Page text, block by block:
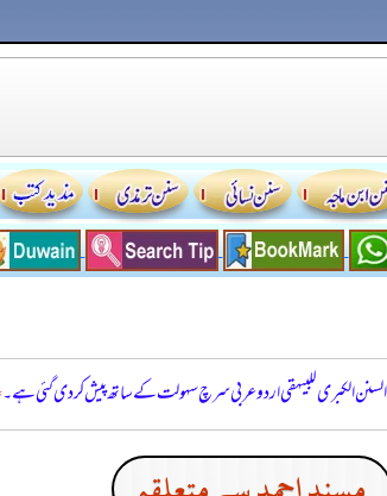
الكبرى للبيهقي اردو عربی سرچ سہولت کے ساتھ پیش کر دی گئی ہے۔